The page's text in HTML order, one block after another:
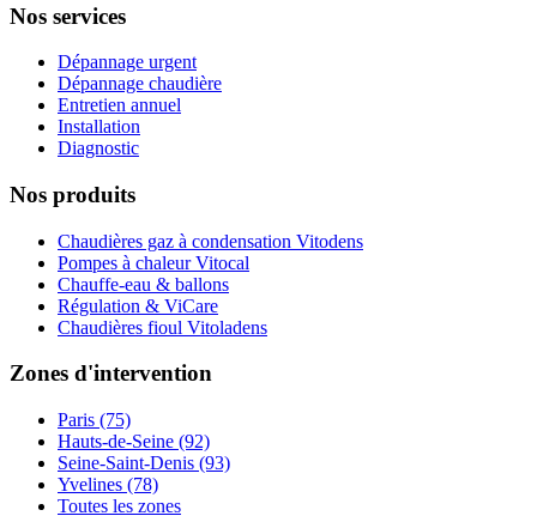
Nos services
Dépannage urgent
Dépannage chaudière
Entretien annuel
Installation
Diagnostic
Nos produits
Chaudières gaz à condensation Vitodens
Pompes à chaleur Vitocal
Chauffe-eau & ballons
Régulation & ViCare
Chaudières fioul Vitoladens
Zones d'intervention
Paris (75)
Hauts-de-Seine (92)
Seine-Saint-Denis (93)
Yvelines (78)
Toutes les zones